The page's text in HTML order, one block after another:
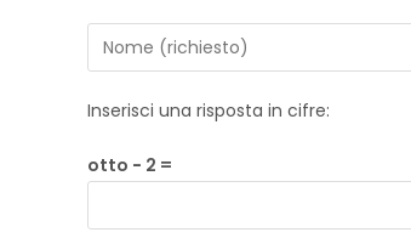
Inserisci una risposta in cifre:
otto − 2 =